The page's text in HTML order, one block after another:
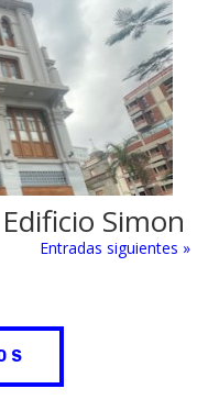
Simon
Entradas siguientes »